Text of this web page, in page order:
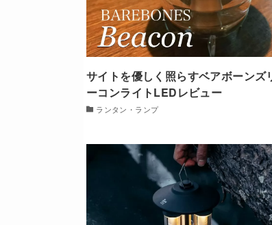
サイトを優しく照らすベアボーンズ
ーコンライトLEDレビュー
ランタン・ランプ